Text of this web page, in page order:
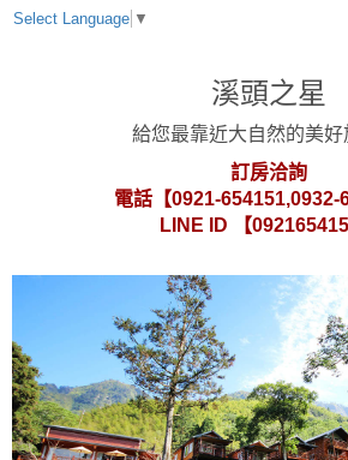
Select Language ▼
溪頭之星
給您最靠近大自然的美好
訂房洽詢
電話【0921-654151,0932-
LINE ID 【